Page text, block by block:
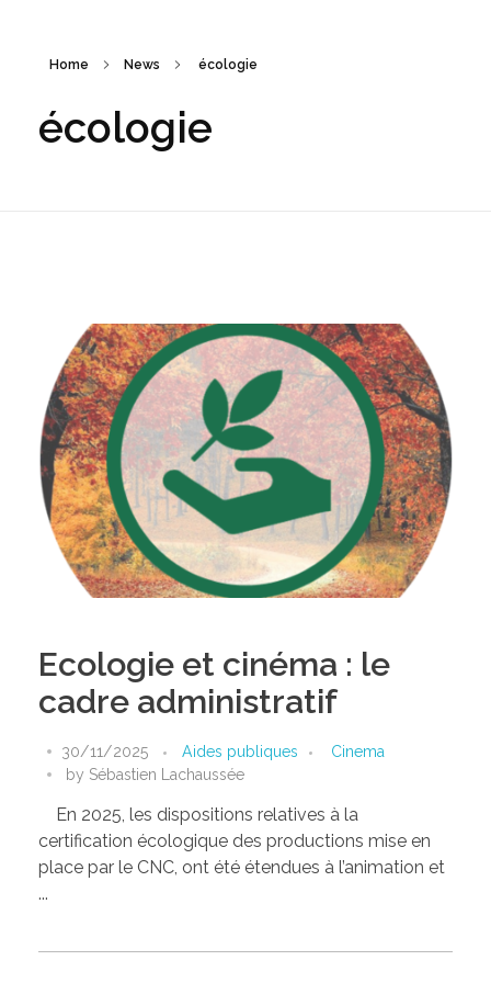
Home News écologie
écologie
Ecologie et cinéma : le
cadre administratif
30/11/2025 Aides publiques
Cinema
by Sébastien Lachaussée
En 2025, les dispositions relatives à la
certification écologique des productions mise en
place par le CNC, ont été étendues à l’animation et
...